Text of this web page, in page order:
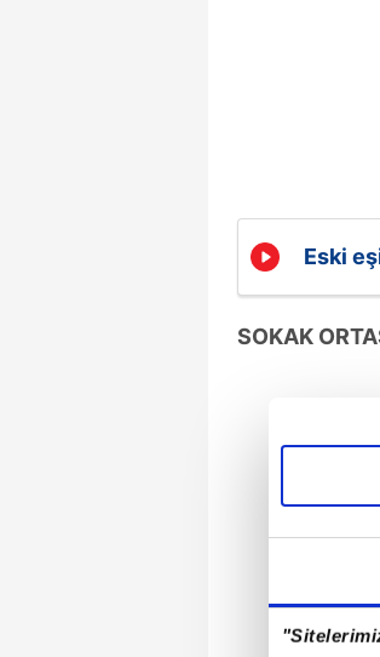
Eski
SOKAK